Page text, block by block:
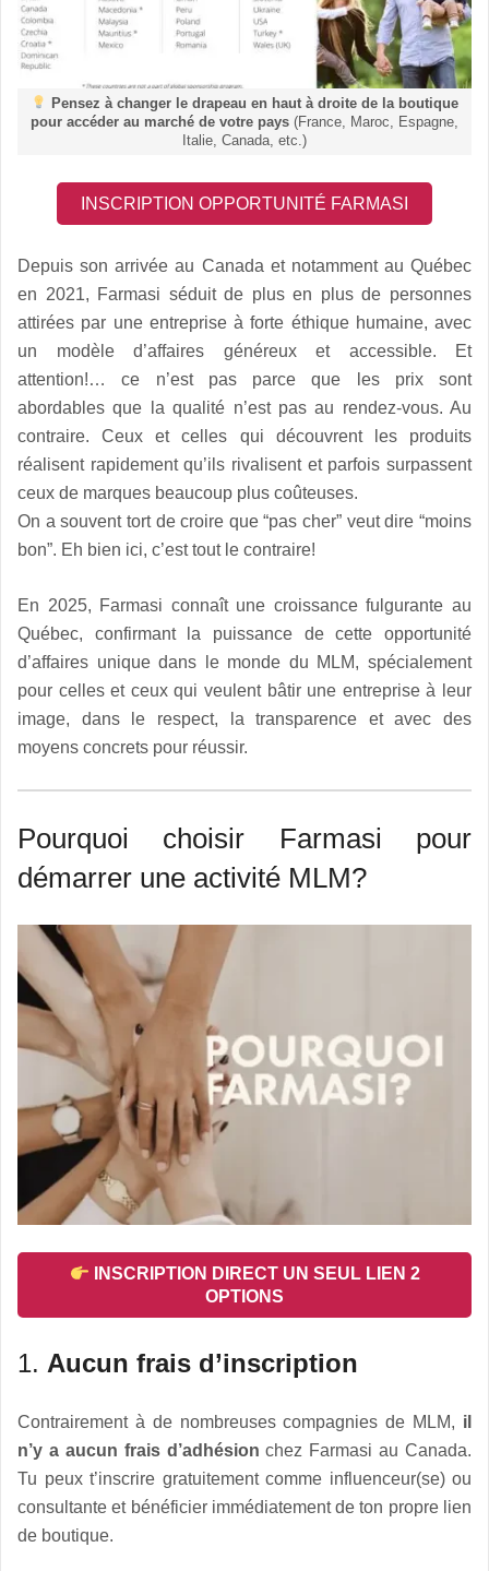
Pensez à changer le drapeau en haut à droite de la boutique
pour accéder au marché de votre pays (France, Maroc, Espagne,
Italie, Canada, etc.)
INSCRIPTION OPPORTUNITÉ FARMASI
Depuis son arrivée au Canada et notamment au Québec
en 2021, Farmasi séduit de plus en plus de personnes
attirées par une entreprise à forte éthique humaine, avec
un modèle d’affaires généreux et accessible. Et
attention!… ce n’est pas parce que les prix sont
abordables que la qualité n’est pas au rendez-vous. Au
contraire. Ceux et celles qui découvrent les produits
réalisent rapidement qu’ils rivalisent et parfois surpassent
ceux de marques beaucoup plus coûteuses.
On a souvent tort de croire que “pas cher” veut dire “moins
bon”. Eh bien ici, c’est tout le contraire!
En 2025, Farmasi connaît une croissance fulgurante au
Québec, confirmant la puissance de cette opportunité
d’affaires unique dans le monde du MLM, spécialement
pour celles et ceux qui veulent bâtir une entreprise à leur
image, dans le respect, la transparence et avec des
moyens concrets pour réussir.
Pourquoi choisir Farmasi pour
démarrer une activité MLM?
INSCRIPTION DIRECT UN SEUL LIEN 2
OPTIONS
1. Aucun frais d’inscription
Contrairement à de nombreuses compagnies de MLM, il
n’y a aucun frais d’adhésion chez Farmasi au Canada.
Tu peux t’inscrire gratuitement comme influenceur(se) ou
consultante et bénéficier immédiatement de ton propre lien
de boutique.